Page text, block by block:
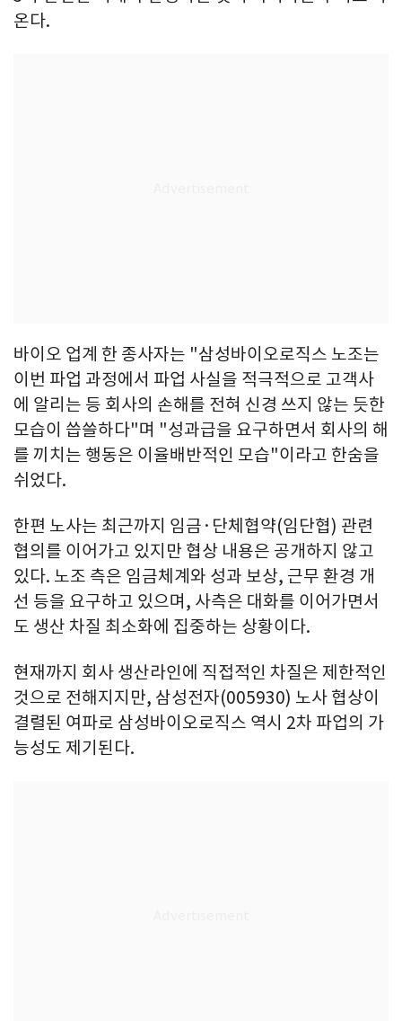
온다.
바이오 업계 한 종사자는 "삼성바이오로직스 노조는
이번 파업 과정에서 파업 사실을 적극적으로 고객사
에 알리는 등 회사의 손해를 전혀 신경 쓰지 않는 듯한
모습이 씁쓸하다"며 "성과급을 요구하면서 회사의 해
를 끼치는 행동은 이율배반적인 모습"이라고 한숨을
쉬었다.
한편 노사는 최근까지 임금·단체협약(임단협) 관련
협의를 이어가고 있지만 협상 내용은 공개하지 않고
있다. 노조 측은 임금체계와 성과 보상, 근무 환경 개
선 등을 요구하고 있으며, 사측은 대화를 이어가면서
도 생산 차질 최소화에 집중하는 상황이다.
현재까지 회사 생산라인에 직접적인 차질은 제한적인
것으로 전해지지만, 삼성전자(005930) 노사 협상이
결렬된 여파로 삼성바이오로직스 역시 2차 파업의 가
능성도 제기된다.